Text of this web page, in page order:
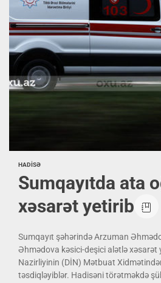
HADİSƏ
Sumqayıtda ata
xəsarət yetirib
Sumqayıt şəhərində Arzuman
Əhmədova kəsici-deşici alətlə xəsarət
Nazirliyinin (DİN) Mətbuat
təsdiqləyiblər. Hadisəni törətməkdə